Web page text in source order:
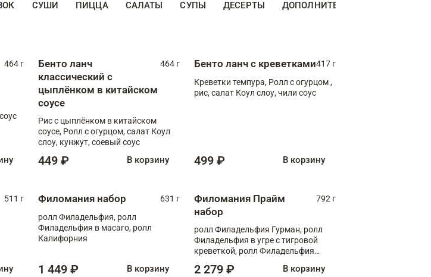
СУШИ ПИЦЦА САЛАТЫ СУПЫ ДЕСЕРТЫ ДОПОЛНИТЕЛЬНО
464 г
Бенто ланч
классический с
цыплёнком в китайском
соусе
464 г
Рис с цыплёнком в китайском
соусе, Ролл с огурцом, салат Коул
слоу, кунжут, соевый соус
449 ₽ В корзину
Бенто ланч с креветками417 г
Креветки темпура, Ролл с огурцом ,
рис, салат Коул слоу, чили соус
499 ₽ В корзину
511 г
Филомания набор
631 г
ролл Филадельфия, ролл
Филадельфия в масаго, ролл
Калифорния
1 449 ₽ В корзину
Филомания Прайм
набор
792 г
ролл Филадельфия Гурман, ролл
Филадельфия в угре с тигровой
креветкой, ролл Филадельфия
2 279 ₽ В корзину